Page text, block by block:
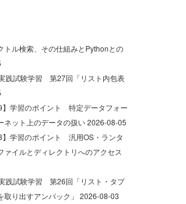
トル検索、その仕組みとPythonとの
践試験学習 第27回「リスト内包表
】学習のポイント 特定データフォー
ネット上のデータの扱い2026-08-05
】学習のポイント 汎用OS・ランタ
ァイルとディレクトリへのアクセス
践試験学習 第26回「リスト・タプ
取り出すアンパック」 2026-08-03